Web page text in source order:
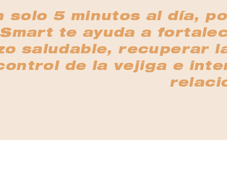
solo 5 minutos al día,
te ayuda a
saludable, recuperar
de la vejiga e